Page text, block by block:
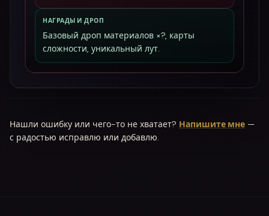
НАГРАДЫ И ДРОП
Базовый дроп материалов ×?, карты
сложности, уникальный лут.
Нашли ошибку или чего-то не хватает? Напишите мне —
с радостью исправлю или добавлю.